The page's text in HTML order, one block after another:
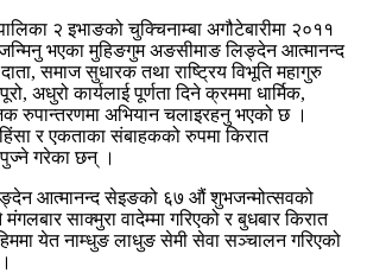
२ इभाङको चुक्चिनाम्बा अगौटेबारीमा २०११
भएका मुहिङगुम अङसीमाङ लिङ्देन आत्मानन्द
समाज सुधारक तथा राष्ट्रिय विभूति महागुरु
अधुरो कार्यलाई पूर्णता दिने क्रममा धार्मिक,
रुपान्तरणमा अभियान चलाइरहनु भएको छ ।
र एकताका संबाहकको रुपमा किरात
पुज्ने गरेका छन् ।
आत्मानन्द सेइङको ६७ औं शुभजन्मोत्सवको
साक्मुरा वादेम्मा गरिएको र बुधबार किरात
येत नाम्धुङ लाधुङ सेमी सेवा सञ्चालन गरिएको